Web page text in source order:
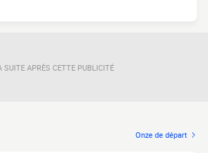
SUITE APRÈS CETTE PUBLICITÉ
Onze de départ